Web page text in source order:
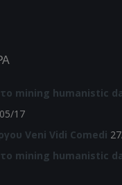
το mining humanistic
17
Veni Vidi Comedi
το mining humanistic